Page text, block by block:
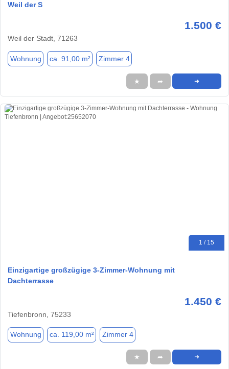
Weil der S
1.500 €
Weil der Stadt, 71263
Wohnung ca. 91,00 m² Zimmer 4
★ ➦ ➜
1 / 15
Einzigartige großzügige 3-Zimmer-Wohnung mit
Dachterrasse
1.450 €
Tiefenbronn, 75233
Wohnung ca. 119,00 m² Zimmer 4
★ ➦ ➜